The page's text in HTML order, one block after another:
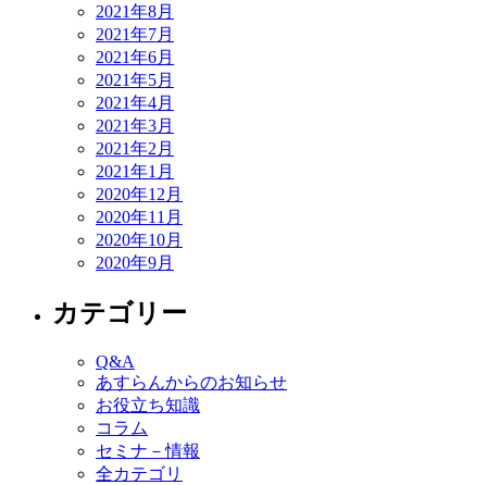
2021年8月
2021年7月
2021年6月
2021年5月
2021年4月
2021年3月
2021年2月
2021年1月
2020年12月
2020年11月
2020年10月
2020年9月
カテゴリー
Q&A
あすらんからのお知らせ
お役立ち知識
コラム
セミナ－情報
全カテゴリ